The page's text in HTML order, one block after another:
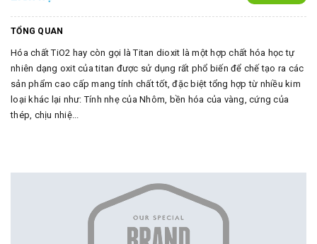
TỔNG QUAN
Hóa chất TiO2 hay còn gọi là Titan dioxit là một hợp chất hóa học tự
nhiên dạng oxit của titan được sử dụng rất phổ biến để chế tạo ra các
sản phẩm cao cấp mang tính chất tốt, đặc biệt tổng hợp từ nhiều kim
loại khác lại như: Tính nhẹ của Nhôm, bền hóa của vàng, cứng của
thép, chịu nhiệ...